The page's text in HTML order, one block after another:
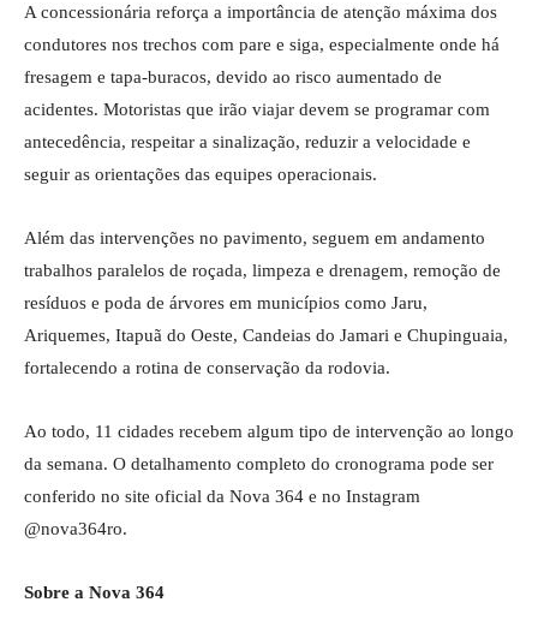
A concessionária reforça a importância de atenção máxima dos
condutores nos trechos com pare e siga, especialmente onde há
fresagem e tapa-buracos, devido ao risco aumentado de
acidentes. Motoristas que irão viajar devem se programar com
antecedência, respeitar a sinalização, reduzir a velocidade e
seguir as orientações das equipes operacionais.
Além das intervenções no pavimento, seguem em andamento
trabalhos paralelos de roçada, limpeza e drenagem, remoção de
resíduos e poda de árvores em municípios como Jaru,
Ariquemes, Itapuã do Oeste, Candeias do Jamari e Chupinguaia,
fortalecendo a rotina de conservação da rodovia.
Ao todo, 11 cidades recebem algum tipo de intervenção ao longo
da semana. O detalhamento completo do cronograma pode ser
conferido no site oficial da Nova 364 e no Instagram
@nova364ro.
Sobre a Nova 364